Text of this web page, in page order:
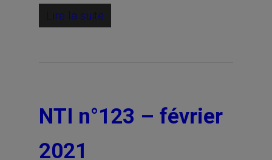
Lire la suite
NTI n°123 – février
2021